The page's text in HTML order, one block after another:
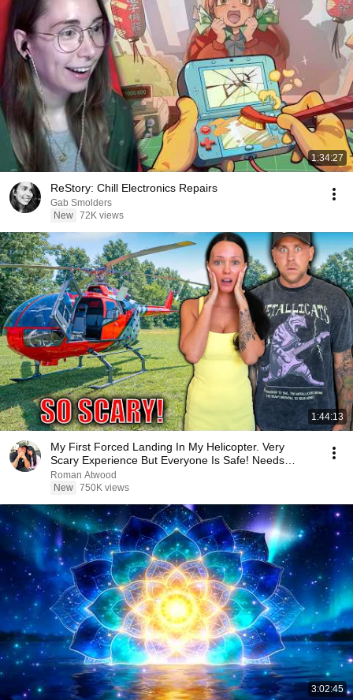
1:34:27
ReStory: Chill Electronics Repairs
Gab Smolders
New 72K views
1:44:13
My First Forced Landing In My Helicopter. Very
Scary Experience But Everyone Is Safe! Needs
FIxed!
Roman Atwood
New 750K views
3:02:45